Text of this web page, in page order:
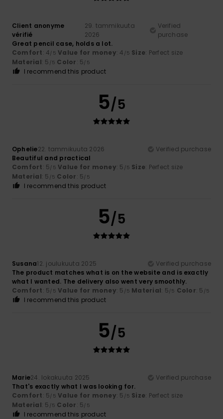
Client anonyme
vérifié
29. tammikuuta
2026
Verified
purchase
Great pencil case, holds a lot.
Comfort: 4/5 Value for money: 4 /5 Size: Perfect size
Material: 5 /5 Color: 5/5
I recommend this product
5/5
Ophelie22. tammikuuta 2026
Verified purchase
Beautiful and practical
Comfort: 5/5 Value for money: 5 /5 Size: Perfect size
Material: 5 /5 Color: 5/5
I recommend this product
5/5
Susana12. joulukuuta 2025
Verified purchase
The product matches what is on the website and is exactly
what I wanted. The delivery also went very smoothly.
Comfort: 5/5 Value for money: 5 /5 Material: 5/5 Color: 5 /5
I recommend this product
5/5
Marie24. lokakuuta 2025
Verified purchase
That's exactly what I was looking for.
Comfort: 5/5 Value for money: 5 /5 Size: Perfect size
Material: 5 /5 Color: 5/5
I recommend this product